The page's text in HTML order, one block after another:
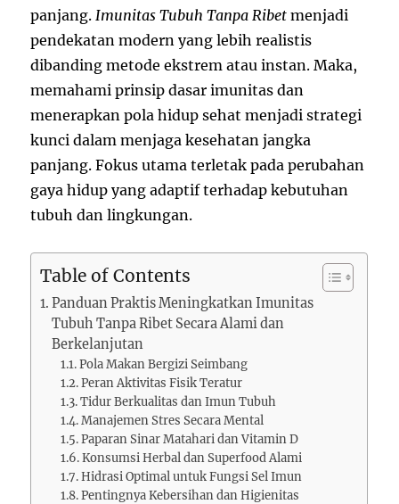
panjang. Imunitas Tubuh Tanpa Ribet menjadi
pendekatan modern yang lebih realistis
dibanding metode ekstrem atau instan. Maka,
memahami prinsip dasar imunitas dan
menerapkan pola hidup sehat menjadi strategi
kunci dalam menjaga kesehatan jangka
panjang. Fokus utama terletak pada perubahan
gaya hidup yang adaptif terhadap kebutuhan
tubuh dan lingkungan.
Table of Contents
Panduan Praktis Meningkatkan Imunitas
Tubuh Tanpa Ribet Secara Alami dan
Berkelanjutan
Pola Makan Bergizi Seimbang
Peran Aktivitas Fisik Teratur
Tidur Berkualitas dan Imun Tubuh
Manajemen Stres Secara Mental
Paparan Sinar Matahari dan Vitamin D
Konsumsi Herbal dan Superfood Alami
Hidrasi Optimal untuk Fungsi Sel Imun
Pentingnya Kebersihan dan Higienitas